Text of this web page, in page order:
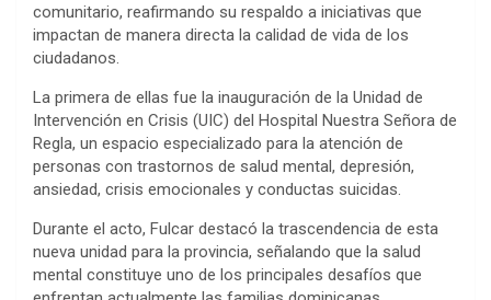
comunitario, reafirmando su respaldo a iniciativas que
impactan de manera directa la calidad de vida de los
ciudadanos.
La primera de ellas fue la inauguración de la Unidad de
Intervención en Crisis (UIC) del Hospital Nuestra Señora de
Regla, un espacio especializado para la atención de
personas con trastornos de salud mental, depresión,
ansiedad, crisis emocionales y conductas suicidas.
Durante el acto, Fulcar destacó la trascendencia de esta
nueva unidad para la provincia, señalando que la salud
mental constituye uno de los principales desafíos que